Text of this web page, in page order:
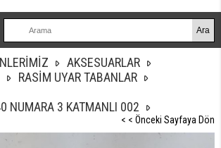
AKSESUARLAR
RASİM UYAR TABANLAR
NUMARA 3 KATMANLI 002
< < Önceki Sayfaya Dön